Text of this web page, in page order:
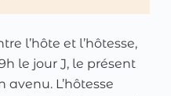
l’hôte et l’hôtesse,
le jour J, le présent
L’hôtesse